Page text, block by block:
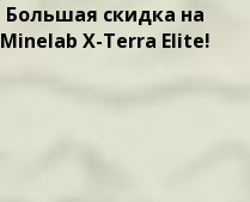
Большая скидка на
Minelab X-Terra Elite!